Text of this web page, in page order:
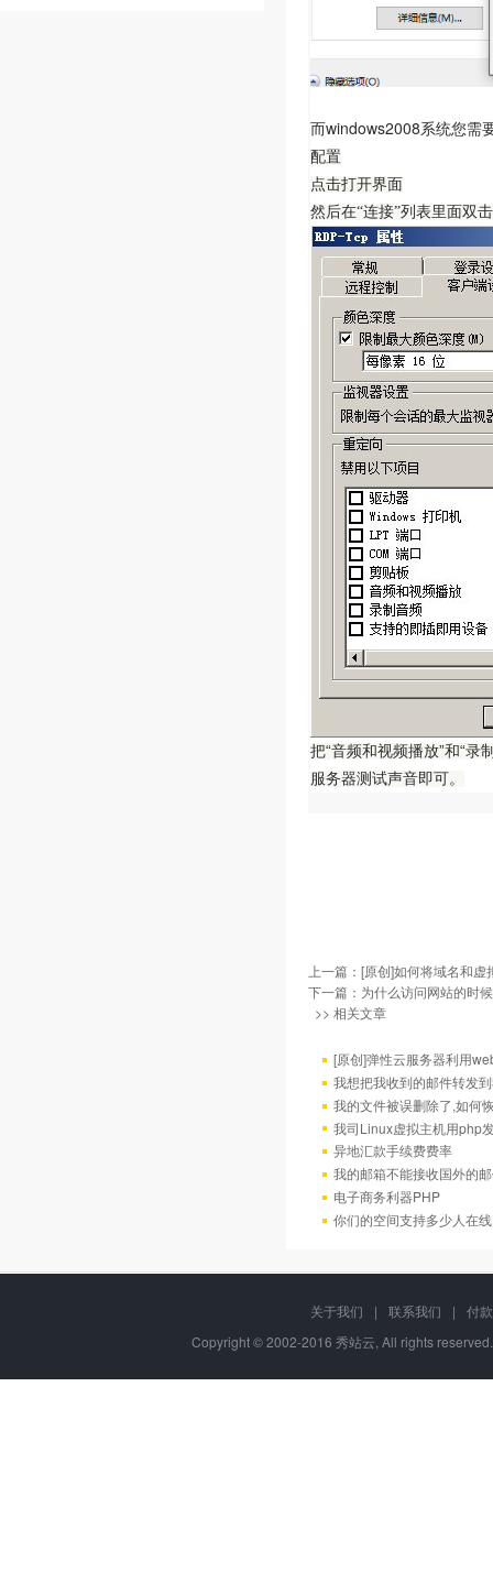
而windows2008系统您需
配置
点击打开界面
然后在“连接”列表里面双
把“音频和视频播放”和“录
服务器测试声音即可。
上一篇： [原创]如何将域名和虚
下一篇： 为什么访问网站的时
>> 相关文章
[原创]弹性云服务器利用
我想把我收到的邮件转发
我的文件被误删除了,如何
我司Linux虚拟主机用php
异地汇款手续费费率
我的邮箱不能接收国外的
电子商务利器PHP
你们的空间支持多少人在
关于我们 | 联系我们 |
付
Copyright © 2002-2016 秀站云, All rights